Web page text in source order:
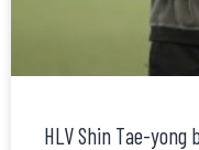
HLV Shin Tae-